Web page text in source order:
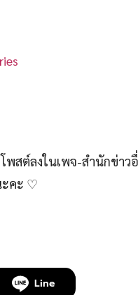
ต์ลงในเพจ-สำนักข่าว
ะคะ ♡
Line